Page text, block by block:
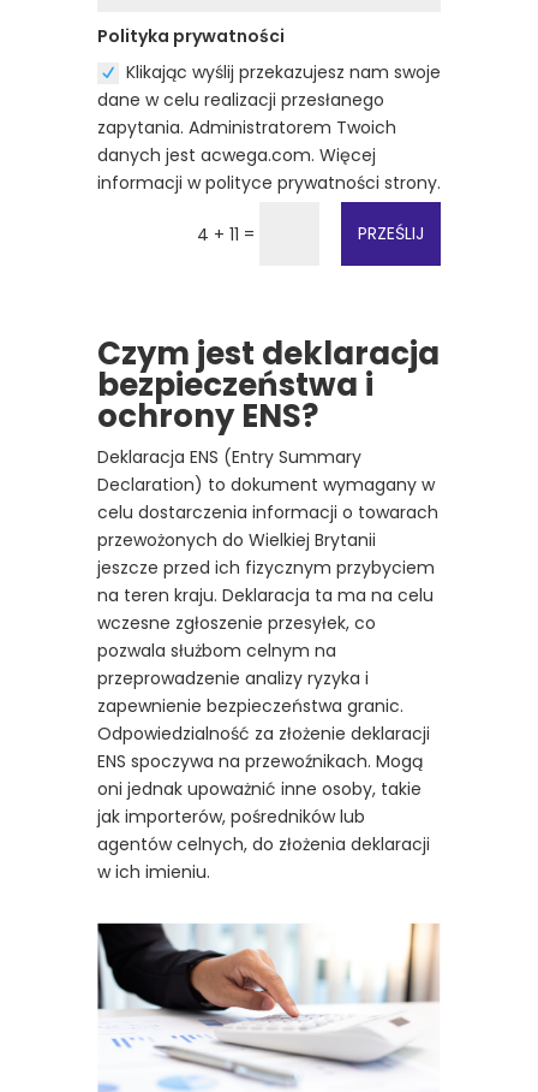
Polityka prywatności
Klikając wyślij przekazujesz nam swoje
dane w celu realizacji przesłanego
zapytania. Administratorem Twoich
danych jest acwega.com. Więcej
informacji w polityce prywatności strony.
4 + 11 = PRZEŚLIJ
Czym jest deklaracja
bezpieczeństwa i
ochrony ENS?
Deklaracja ENS (Entry Summary
Declaration) to dokument wymagany w
celu dostarczenia informacji o towarach
przewożonych do Wielkiej Brytanii
jeszcze przed ich fizycznym przybyciem
na teren kraju. Deklaracja ta ma na celu
wczesne zgłoszenie przesyłek, co
pozwala służbom celnym na
przeprowadzenie analizy ryzyka i
zapewnienie bezpieczeństwa granic.
Odpowiedzialność za złożenie deklaracji
ENS spoczywa na przewoźnikach. Mogą
oni jednak upoważnić inne osoby, takie
jak importerów, pośredników lub
agentów celnych, do złożenia deklaracji
w ich imieniu.